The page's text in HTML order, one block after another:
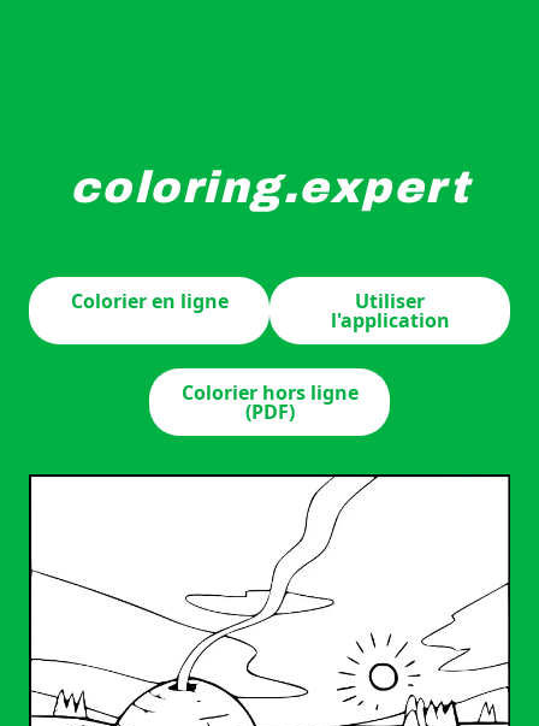
coloring.expert
Colorier en ligne
Utiliser
l'application
Colorier hors ligne
(PDF)